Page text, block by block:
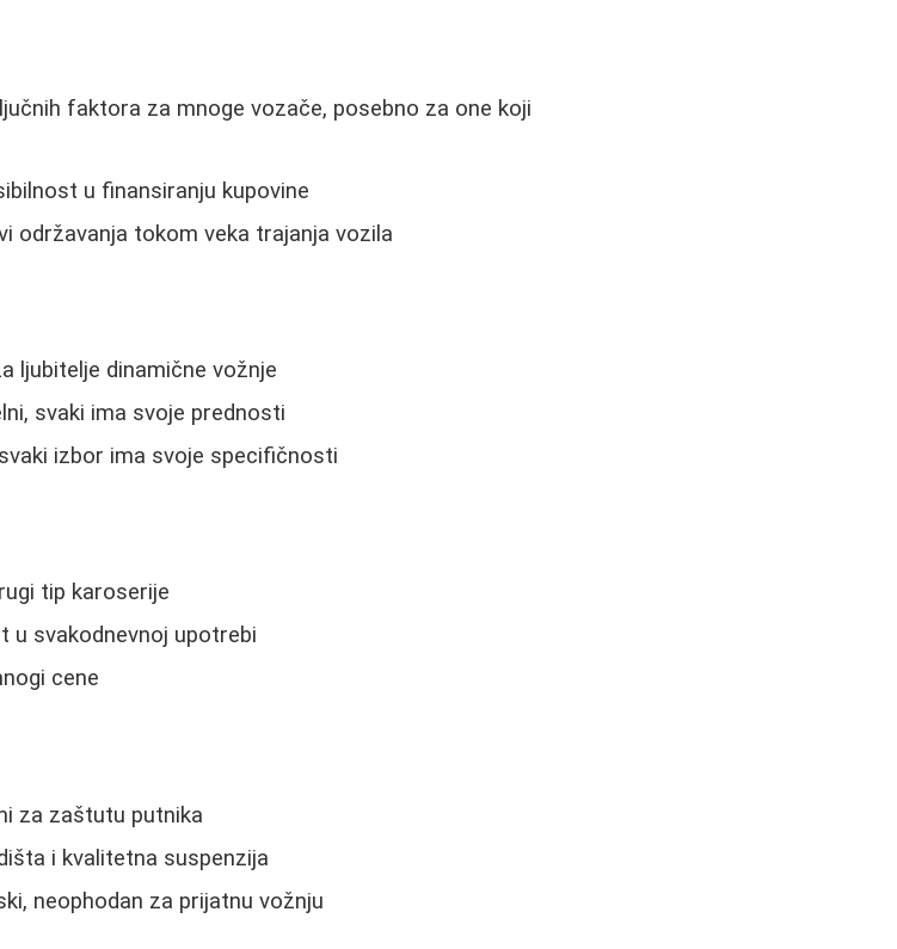
faktora za mnoge vozače, posebno za one koji
u finansiranju kupovine
održavanja tokom veka trajanja vozila
ljubitelje dinamične vožnje
svaki ima svoje prednosti
izbor ima svoje specifičnosti
tip karoserije
u svakodnevnoj upotrebi
cene
za zaštutu putnika
i kvalitetna suspenzija
neophodan za prijatnu vožnju